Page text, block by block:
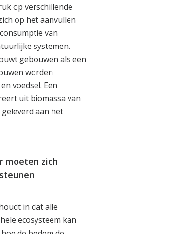
op verschillende
op het aanvullen
van
systemen.
gebouwen als een
worden
voedsel. Een
uit biomassa van
aan het
moeten zich
in dat alle
ecosysteem kan